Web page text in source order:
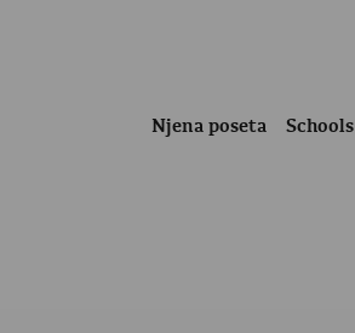
Njena poseta Schools